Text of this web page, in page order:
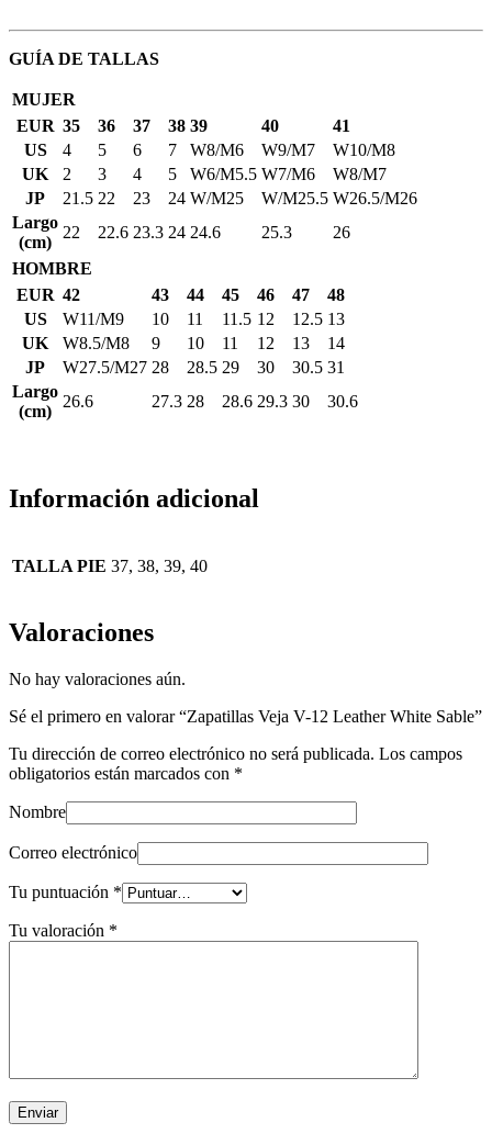
GUÍA DE TALLAS
MUJER
EUR 35 36 37 38 39 40
41
US
4 5 6 7 W8/M6 W9/M7
W10/M8
UK
2 3 4 5 W6/M5.5 W7/M6
W8/M7
JP
21.5 22 23 24 W/M25 W/M25.5 W26.5/M26
Largo
(cm)
22 22.6 23.3 24 24.6 25.3
26
HOMBRE
EUR 42 43 44 45 46 47
48
US
W11/M9 10 11 11.5 12 12.5 13
UK
W8.5/M8 9 10 11 12 13
14
JP
W27.5/M27 28 28.5 29 30 30.5 31
Largo
(cm)
26.6 27.3 28 28.6 29.3 30 30.6
Información adicional
TALLA PIE 37, 38, 39, 40
Valoraciones
No hay valoraciones aún.
Sé el primero en valorar “Zapatillas Veja V-12 Leather White Sable”
Tu dirección de correo electrónico no será publicada. Los campos
obligatorios están marcados con *
Nombre
Correo electrónico
Tu puntuación *
Tu valoración *